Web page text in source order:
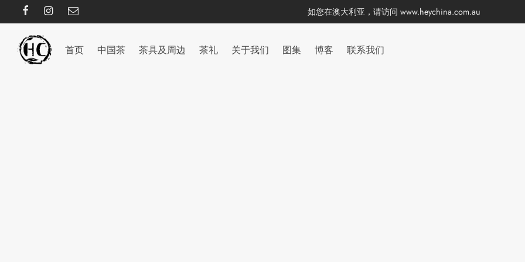
如您在澳大利亚，请访问 www.heychina.com.au
首页 中国茶 茶具及周边 茶礼 关于我们 图集 博客 联系我们